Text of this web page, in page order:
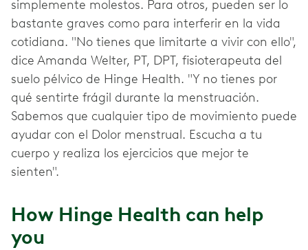
simplemente molestos. Para otros, pueden ser lo
bastante graves como para interferir en la vida
cotidiana. "No tienes que limitarte a vivir con ello",
dice Amanda Welter, PT, DPT, fisioterapeuta del
suelo pélvico de Hinge Health. "Y no tienes por
qué sentirte frágil durante la menstruación.
Sabemos que cualquier tipo de movimiento puede
ayudar con el Dolor menstrual. Escucha a tu
cuerpo y realiza los ejercicios que mejor te
sienten".
How Hinge Health can help
you